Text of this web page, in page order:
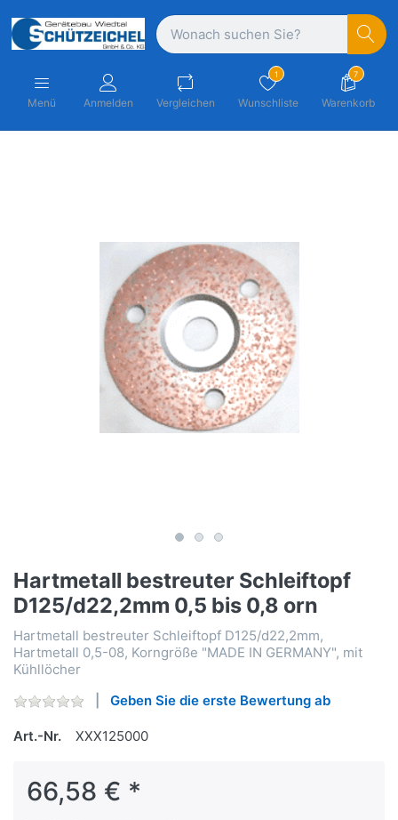
Menü Anmelden Vergleichen
1
Wunschliste
7
Warenkorb
Hartmetall bestreuter Schleiftopf
D125/d22,2mm 0,5 bis 0,8 orn
Hartmetall bestreuter Schleiftopf D125/d22,2mm,
Hartmetall 0,5-08, Korngröße "MADE IN GERMANY", mit
Kühllöcher
Geben Sie die erste Bewertung ab
Art.-Nr. XXX125000
66,58 € *